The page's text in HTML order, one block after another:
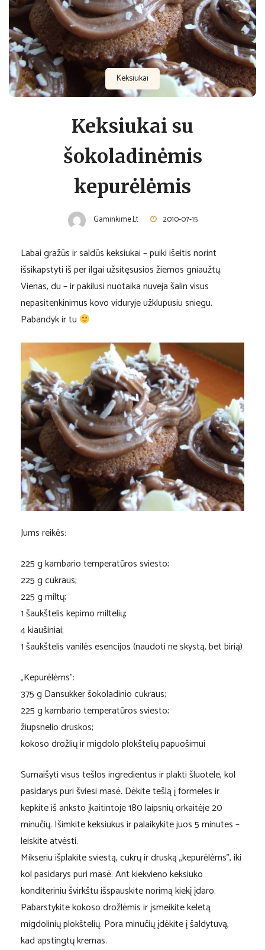
Keksiukai
Keksiukai su
šokoladinėmis
kepurėlėmis
Gaminkime.lt 2010-07-15
Labai gražūs ir saldūs keksiukai – puiki išeitis norint
išsikapstyti iš per ilgai užsitęsusios žiemos gniaužtų.
Vienas, du – ir pakilusi nuotaika nuveja šalin visus
nepasitenkinimus kovo viduryje užklupusiu sniegu.
Pabandyk ir tu
Jums reikės:
225 g kambario temperatūros sviesto;
225 g cukraus;
225 g miltų;
1 šaukštelis kepimo miltelių;
4 kiaušiniai;
1 šaukštelis vanilės esencijos (naudoti ne skystą, bet birią)
„Kepurėlėms”:
375 g Dansukker šokoladinio cukraus;
225 g kambario temperatūros sviesto;
žiupsnelio druskos;
kokoso drožlių ir migdolo plokštelių papuošimui
Sumaišyti visus tešlos ingredientus ir plakti šluotele, kol
pasidarys puri šviesi masė. Dėkite tešlą į formeles ir
kepkite iš anksto įkaitintoje 180 laipsnių orkaitėje 20
minučių. Išimkite keksiukus ir palaikykite juos 5 minutes –
leiskite atvėsti.
Mikseriu išplakite sviestą, cukrų ir druską „kepurėlėms”, iki
kol pasidarys puri masė. Ant kiekvieno keksiuko
konditeriniu švirkštu išspauskite norimą kiekį įdaro.
Pabarstykite kokoso drožlėmis ir įsmeikite keletą
migdolinių plokštelių. Pora minučių įdėkite į šaldytuvą,
kad apstingtų kremas.